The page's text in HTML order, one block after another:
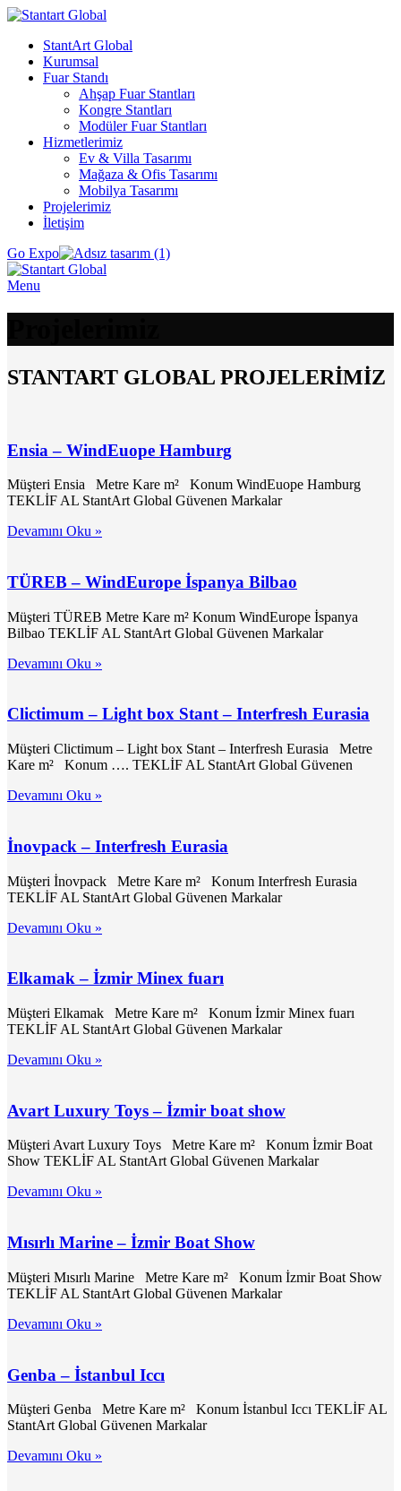
StantArt Global
Kurumsal
Fuar Standı
Ahşap Fuar Stantları
Kongre Stantları
Modüler Fuar Stantları
Hizmetlerimiz
Ev & Villa Tasarımı
Mağaza & Ofis Tasarımı
Mobilya Tasarımı
Projelerimiz
İletişim
Go Expo
Menu
STANTART GLOBAL PROJELERİMİZ
Ensia – WindEuope Hamburg
Müşteri Ensia Metre Kare m² Konum WindEuope Hamburg
TEKLİF AL StantArt Global Güvenen Markalar
Devamını Oku »
TÜREB – WindEurope İspanya Bilbao
Müşteri TÜREB Metre Kare m² Konum WindEurope İspanya
Bilbao TEKLİF AL StantArt Global Güvenen Markalar
Devamını Oku »
Clictimum – Light box Stant – Interfresh Eurasia
Müşteri Clictimum – Light box Stant – Interfresh Eurasia Metre
Kare m² Konum …. TEKLİF AL StantArt Global Güvenen
Devamını Oku »
İnovpack – Interfresh Eurasia
Müşteri İnovpack Metre Kare m² Konum Interfresh Eurasia
TEKLİF AL StantArt Global Güvenen Markalar
Devamını Oku »
Elkamak – İzmir Minex fuarı
Müşteri Elkamak Metre Kare m² Konum İzmir Minex fuarı
TEKLİF AL StantArt Global Güvenen Markalar
Devamını Oku »
Avart Luxury Toys – İzmir boat show
Müşteri Avart Luxury Toys Metre Kare m² Konum İzmir Boat
Show TEKLİF AL StantArt Global Güvenen Markalar
Devamını Oku »
Mısırlı Marine – İzmir Boat Show
Müşteri Mısırlı Marine Metre Kare m² Konum İzmir Boat Show
TEKLİF AL StantArt Global Güvenen Markalar
Devamını Oku »
Genba – İstanbul Iccı
Müşteri Genba Metre Kare m² Konum İstanbul Iccı TEKLİF AL
StantArt Global Güvenen Markalar
Devamını Oku »